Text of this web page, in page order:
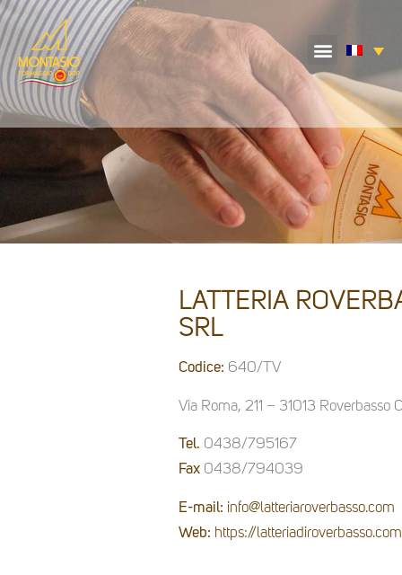
LATTERIA
SRL
Codice: 640/TV
Via Roma, 211 – 31013 Roverbasso
Tel. 0438/795167
Fax0438/794039
E-mail: info@latteriaroverbasso.com
Web: https://